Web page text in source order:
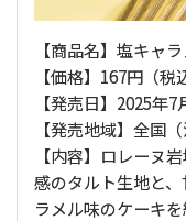
【商品名】塩キャ
【価格】167円（税
【発売日】2025年7
【発売地域】全国
【内容】ロレーヌ
感のタルト生地と
ラメル味のケーキ